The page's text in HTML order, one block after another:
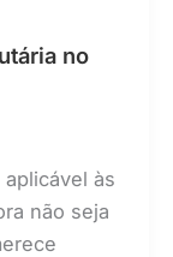
no
às
não seja